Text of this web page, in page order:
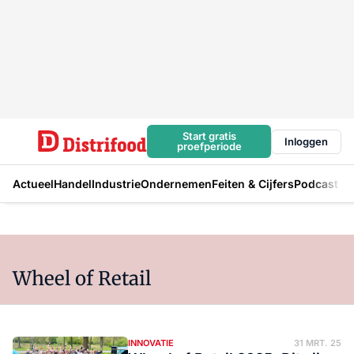
Start gratis
proefperiode
Inloggen
ActueelHandelIndustrieOndernemenFeiten & CijfersPodcast
Wheel of Retail
INNOVATIE 31 MRT. 25